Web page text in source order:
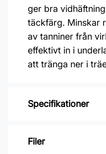
ger bra
täckfärg. Minskar
av tanniner från
effektivt in i
att tränga ner i
Specifikationer
Varumärke: Alcro
Filer